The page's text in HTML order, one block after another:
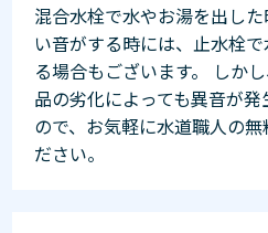
混合水栓で水やお湯を出し
い音がする時には、止水栓
る場合もございます。 しか
品の劣化によっても異音が
ので、お気軽に水道職人の
ださい。